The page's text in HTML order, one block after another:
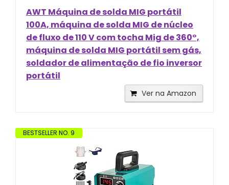
AWT Máquina de solda MIG portátil
100A, máquina de solda MIG de núcleo
de fluxo de 110 V com tocha Mig de 360°,
máquina de solda MIG portátil sem gás,
soldador de alimentação de fio inversor
portátil
Ver na Amazon
BESTSELLER NO. 9